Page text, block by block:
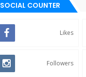
SOCIAL COUNTER
Likes
Followers